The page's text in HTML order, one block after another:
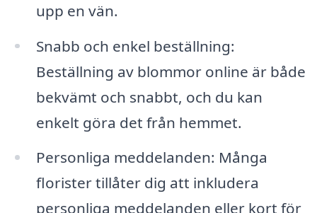
upp en vän.
Snabb och enkel beställning:
Beställning av blommor online är både
bekvämt och snabbt, och du kan
enkelt göra det från hemmet.
Personliga meddelanden: Många
florister tillåter dig att inkludera
personliga meddelanden eller kort för